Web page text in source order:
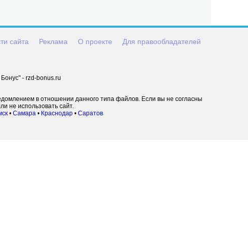
сайта Реклама О проекте
Для правообладателей
- rzd-bonus.ru
в отношении данного типа файлов. Если вы не согласны
не использовать сайт.
• Самара • Краснодар • Саратов